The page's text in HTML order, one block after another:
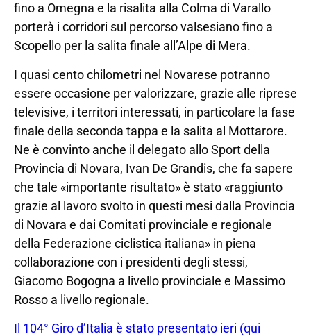
fino a Omegna e la risalita alla Colma di Varallo
porterà i corridori sul percorso valsesiano fino a
Scopello per la salita finale all’Alpe di Mera.
I quasi cento chilometri nel Novarese potranno
essere occasione per valorizzare, grazie alle riprese
televisive, i territori interessati, in particolare la fase
finale della seconda tappa e la salita al Mottarore.
Ne è convinto anche il delegato allo Sport della
Provincia di Novara, Ivan De Grandis, che fa sapere
che tale «importante risultato» è stato «raggiunto
grazie al lavoro svolto in questi mesi dalla Provincia
di Novara e dai Comitati provinciale e regionale
della Federazione ciclistica italiana» in piena
collaborazione con i presidenti degli stessi,
Giacomo Bogogna a livello provinciale e Massimo
Rosso a livello regionale.
Il 104° Giro d’Italia è stato presentato ieri (qui